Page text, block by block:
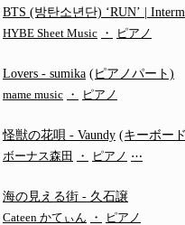
BTS (방탄소년단) ‘RUN’ |
HYBE Sheet Music ・ ピアノ
Lovers - sumika (ピアノパート)
mame music ・ ピアノ
怪獣の花唄 - Vaundy (キーボー
ボーナス森田
・ ピアノ ⋯
海の見える街 - 久石譲
Cateen かてぃん
・ ピアノ